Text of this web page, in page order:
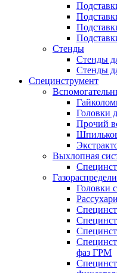
Стенды
Стенды
Стенды
Специнструмент
Головки
Прочий
Выхлопная
Головки
фаз ГРМ